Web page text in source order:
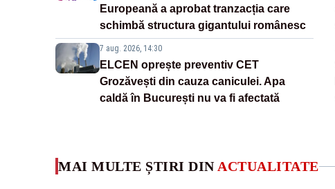
Europeană a aprobat tranzacția care
schimbă structura gigantului românesc
7 aug. 2026, 14:30
ELCEN oprește preventiv CET
Grozăvești din cauza caniculei. Apa
caldă în București nu va fi afectată
MAI MULTE ȘTIRI DIN ACTUALITATE